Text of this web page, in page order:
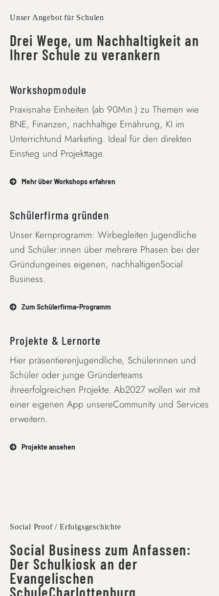
Unser Angebot für Schulen
Drei Wege, um Nachhaltigkeit an
Ihrer Schule zu verankern
Workshopmodule
Praxisnahe Einheiten (ab 90Min.) zu Themen wie
BNE, Finanzen, nachhaltige Ernährung, KI im
Unterrichtund Marketing. Ideal für den direkten
Einstieg und Projekttage.
Mehr über Workshops erfahren
Schülerfirma gründen
Unser Kernprogramm: Wirbegleiten Jugendliche
und Schüler:innen über mehrere Phasen bei der
Gründungeines eigenen, nachhaltigenSocial
Business.
Zum Schülerfirma-Programm
Projekte & Lernorte
Hier präsentierenJugendliche, Schülerinnen und
Schüler oder junge Gründerteams
ihreerfolgreichen Projekte. Ab2027 wollen wir mit
einer eigenen App unsereCommunity und Services
erweitern.
Projekte ansehen
Social Proof / Erfolgsgeschichte
Social Business zum Anfassen:
Der Schulkiosk an der
Evangelischen
SchuleCharlottenburg